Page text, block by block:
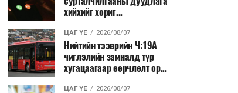
хийхийг хориг...
ЦАГ ҮЕ 2026/08/07
Нийтийн тээврийн Ч:19А
чиглэлийн замналд түр
хугацаагаар өөрчлөлт ор...
ЦАГ ҮЕ 2026/08/07